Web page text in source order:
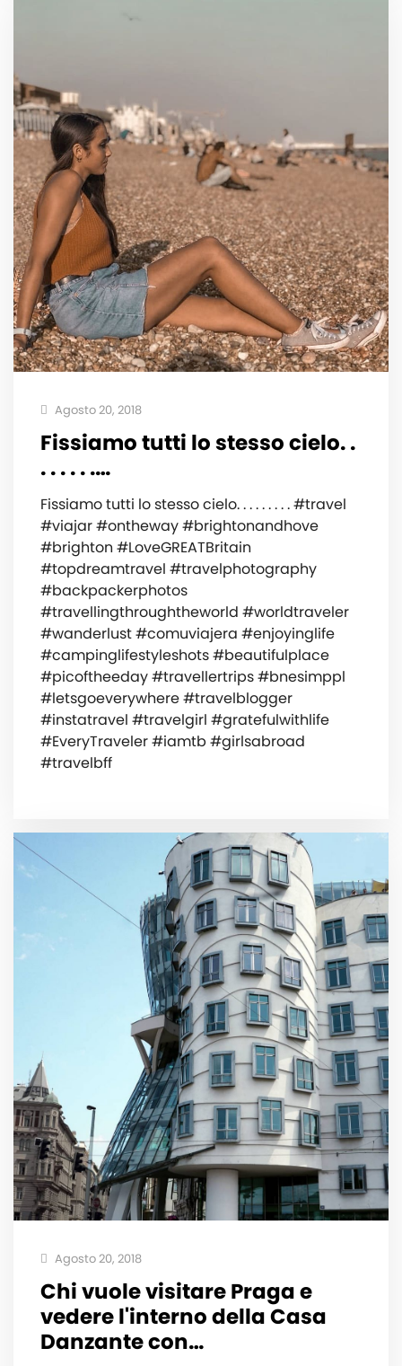
Agosto 20, 2018
Fissiamo tutti lo stesso cielo. .
. . . . . .…
Fissiamo tutti lo stesso cielo. . . . . . . . . #travel
#viajar #ontheway #brightonandhove
#brighton #LoveGREATBritain
#topdreamtravel #travelphotography
#backpackerphotos
#travellingthroughtheworld #worldtraveler
#wanderlust #comuviajera #enjoyinglife
#campinglifestyleshots #beautifulplace
#picoftheeday #travellertrips #bnesimppl
#letsgoeverywhere #travelblogger
#instatravel #travelgirl #gratefulwithlife
#EveryTraveler #iamtb #girlsabroad
#travelbff
Agosto 20, 2018
Chi vuole visitare Praga e
vedere l'interno della Casa
Danzante con…